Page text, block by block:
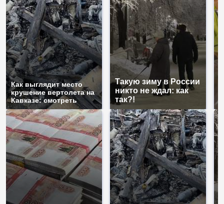
Как выглядит место
крушение вертолета на
Кавказе: смотреть
Такую зиму в России
никто не ждал: как
так?!